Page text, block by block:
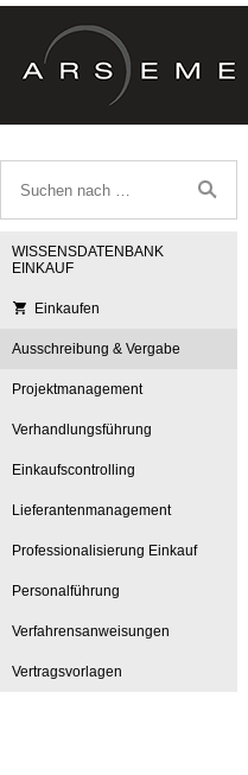
WISSENSDATENBANK
EINKAUF
Einkaufen
Ausschreibung & Vergabe
Projektmanagement
Verhandlungsführung
Einkaufscontrolling
Lieferantenmanagement
Professionalisierung Einkauf
Personalführung
Verfahrensanweisungen
Vertragsvorlagen